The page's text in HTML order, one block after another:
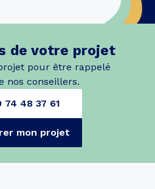
de votre projet
pour être rappelé
nos conseillers.
74 48 37 61
mon projet